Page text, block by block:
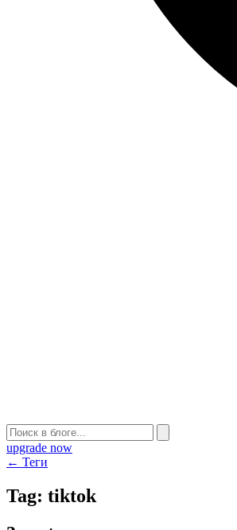
upgrade now
← Теги
Tag: tiktok